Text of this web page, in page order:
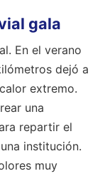
gala
En el verano
dejó a
extremo.
una
repartir el
institución.
muy